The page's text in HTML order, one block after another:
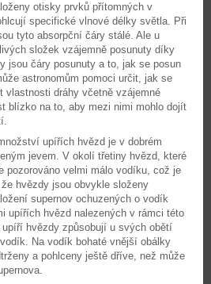
otisky prvků přítomných v
specifické vlnové délky světla. Při
tyto absorpční čáry stálé. Ale u
složek vzájemně posunuty díky
jsou čáry posunuty a to, jak se posun
astronomům pomoci určit, jak se
vlastnosti dráhy včetně vzájemné
blízko na to, aby mezi nimi mohlo dojít
upířích hvězd je v dobrém
jevem. V okolí třetiny hvězd, které
pozorováno velmi málo vodíku, což je
hvězdy jsou obvykle složeny
supernov ochuzených o vodík
upířích hvězd nalezených v rámci této
hvězdy způsobují u svých obětí
Na vodík bohaté vnější obálky
a pohlceny ještě dříve, než může